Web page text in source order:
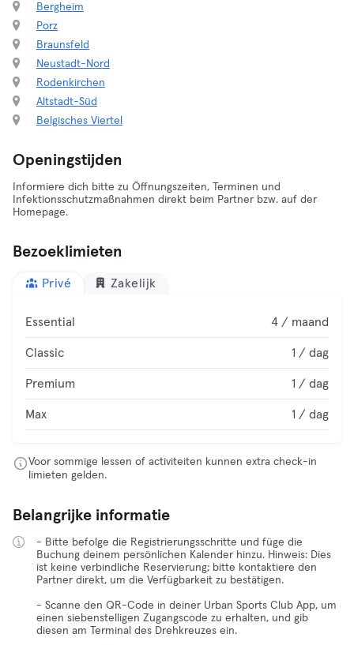
Bergheim
Porz
Braunsfeld
Neustadt-Nord
Rodenkirchen
Altstadt-Süd
Belgisches Viertel
Openingstijden
Informiere dich bitte zu Öffnungszeiten, Terminen und
Infektionsschutzmaßnahmen direkt beim Partner bzw. auf der
Homepage.
Bezoeklimieten
Privé Zakelijk
Essential 4 / maand
Classic 1 / dag
Premium 1 / dag
Max 1 / dag
Voor sommige lessen of activiteiten kunnen extra check-in
limieten gelden.
Belangrijke informatie
- Bitte befolge die Registrierungsschritte und füge die
Buchung deinem persönlichen Kalender hinzu. Hinweis: Dies
ist keine verbindliche Reservierung; bitte kontaktiere den
Partner direkt, um die Verfügbarkeit zu bestätigen.
- Scanne den QR-Code in deiner Urban Sports Club App, um
einen siebenstelligen Zugangscode zu erhalten, und gib
diesen am Terminal des Drehkreuzes ein.